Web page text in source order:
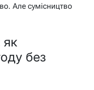
Але сумісництво
як
без